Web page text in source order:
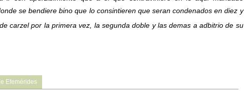
se bendiere bino que lo consintieren que seran condenados en diez y
carzel por la primera vez, la segunda doble y las demas a adbitrio de su
Efemérides